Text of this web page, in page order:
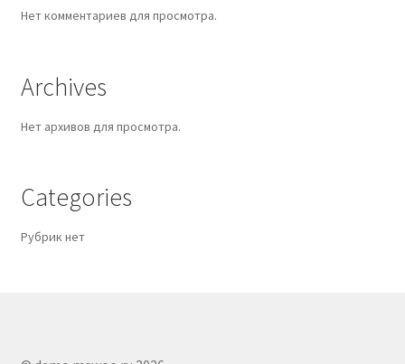
Нет комментариев для просмотра.
Archives
Нет архивов для просмотра.
Categories
Рубрик нет